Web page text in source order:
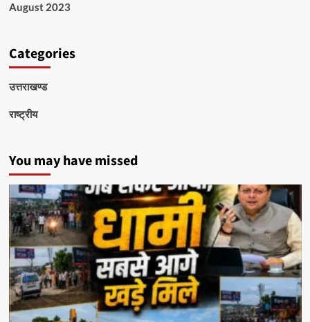
August 2023
Categories
उत्तराखण्ड
राष्ट्रीय
You may have missed